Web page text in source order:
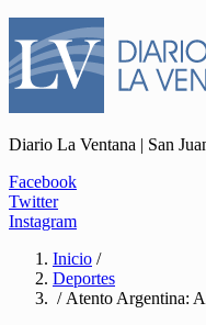
Diario La Ventana | San
Facebook
Twitter
Instagram
Inicio /
Deportes
/ Atento Argentina: